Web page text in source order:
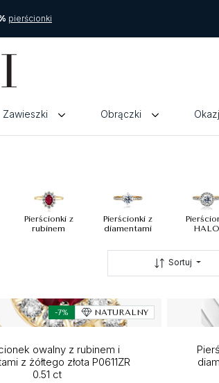
pierścionki
Zawieszki Obrączki
Pierścionki z
rubinem
Pierścionki z
diamentami
HALO
Sortuj
-7% NATURALNY
owalny z rubinem i
z żółtego złota P0611ZR
0.51 ct